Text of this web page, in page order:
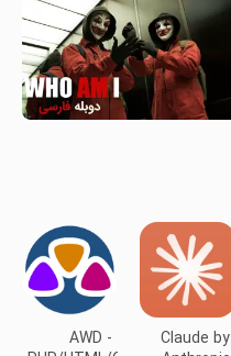
Claude by
AWD -